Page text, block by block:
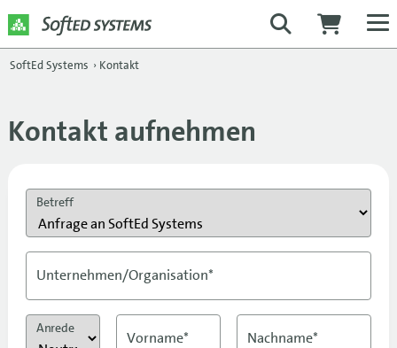
SoftEd Systems › Kontakt
Kontakt aufnehmen
Betreff
Unternehmen/Organisation*
Anrede
Vorname* Nachname*